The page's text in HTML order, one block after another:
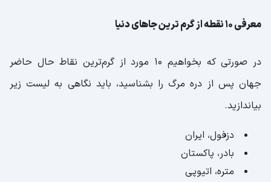
معرفی 10 نقطه از گرم ‌ترین جاهای دنیا
در صورتی که بخواهیم 10 مورد از گرم‌ترین نقاط حال حاضر
جهان پس از دره مرگ را بشناسید، باید نگاهی به لیست زیر
بیاندازید.
دزفول، ایران
بادر، پاکستان
متره، اتیوپی